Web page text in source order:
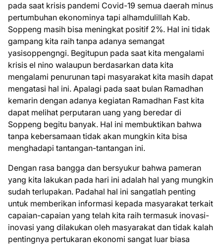
pada saat krisis pandemi Covid-19 semua daerah minus
pertumbuhan ekonominya tapi alhamdulillah Kab.
Soppeng masih bisa meningkat positif 2%. Hal ini tidak
gampang kita raih tanpa adanya semangat
yasisoppengngi. Begitupun pada saat kita mengalami
krisis el nino walaupun berdasarkan data kita
mengalami penurunan tapi masyarakat kita masih dapat
mengatasi hal ini. Apalagi pada saat bulan Ramadhan
kemarin dengan adanya kegiatan Ramadhan Fast kita
dapat melihat perputaran uang yang beredar di
Soppeng begitu banyak. Hal ini membuktikan bahwa
tanpa kebersamaan tidak akan mungkin kita bisa
menghadapi tantangan-tantangan ini.
Dengan rasa bangga dan bersyukur bahwa pameran
yang kita lakukan pada hari ini adalah hal yang mungkin
sudah terlupakan. Padahal hal ini sangatlah penting
untuk memberikan informasi kepada masyarakat terkait
capaian-capaian yang telah kita raih termasuk inovasi-
inovasi yang dilakukan oleh masyarakat dan tidak kalah
pentingnya pertukaran ekonomi sangat luar biasa